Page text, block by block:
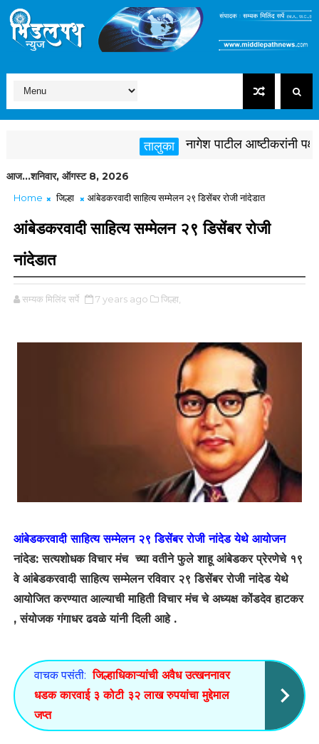
तालुका नागेश पाटील आष्टीकरांनी
आज...शनिवार, ऑगस्ट 8, 2026
Home जिल्हा आंबेडकरवादी साहित्य सम्मेलन २९ डिसेंबर रोजी नांदेडात
आंबेडकरवादी साहित्य सम्मेलन २९ डिसेंबर रोजी
नांदेडात
सम्यक मिलिंद सर्पे 7 years ago जिल्हा,
आंबेडकरवादी साहित्य सम्मेलन २९ डिसेंबर रोजी नांदेड येथे आयोजन
नांदेड: सत्यशोधक विचार मंच च्या वतीने फुले शाहू आंबेडकर प्रेरणेचे १९
वे आंबेडकरवादी साहित्य सम्मेलन रविवार २९ डिसेंबर रोजी नांदेड येथे
आयोजित करण्यात आल्याची माहिती विचार मंच चे अध्यक्ष कोंडदेव हाटकर
, संयोजक गंगाधर ढवळे यांनी दिली आहे .
वाचक पसंती: जिल्हाधिकाऱ्यांची अवैध उत्खननावर
धडक कारवाई ३ कोटी ३२ लाख रुपयांचा मुद्देमाल
जप्त